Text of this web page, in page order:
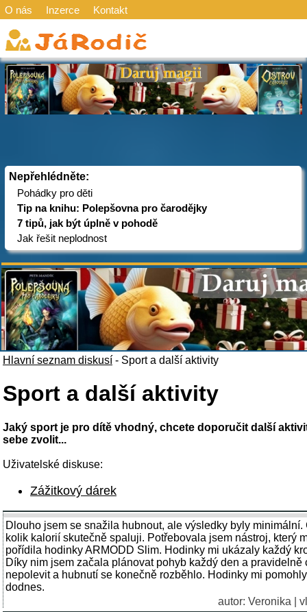
O nás Inzerce Kontakt
Nepřehlédněte:
Pohádky pro děti
Tip na knihu: Polepšovna pro čarodějky
7 tipů, jak být úplně v pohodě
Jak řešit neplodnost
Hlavní seznam diskusí - Sport a další aktivity
Sport a další aktivity
Jaký sport je pro dítě vhodný, chcete doporučit další
sebe zvolit...
Uživatelské diskuse:
Zážitkový dárek
Dlouho jsem se snažila hubnout, ale výsledky byly
kolik kalorií skutečně spaluji. Potřebovala jsem nástroj, který
pořídila hodinky ARMODD Slim. Hodinky mi ukázaly každý
Díky nim jsem začala plánovat pohyb každý den a
nepolevit a hubnutí se konečně rozběhlo. Hodinky mi
dodnes.
autor: Veronika |